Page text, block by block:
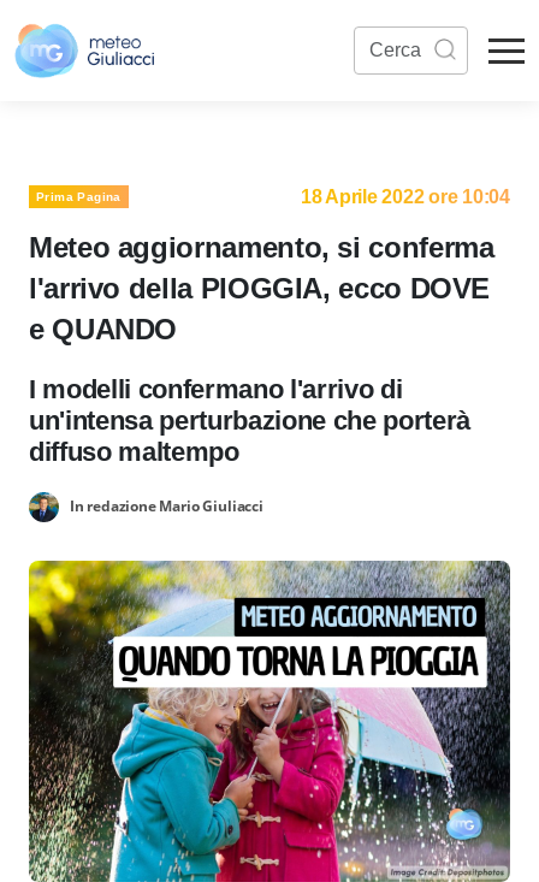
Prima Pagina 18 Aprile 2022 ore 10:04
Meteo aggiornamento, si conferma
l'arrivo della PIOGGIA, ecco DOVE
e QUANDO
I modelli confermano l'arrivo di
un'intensa perturbazione che porterà
diffuso maltempo
In redazione Mario Giuliacci